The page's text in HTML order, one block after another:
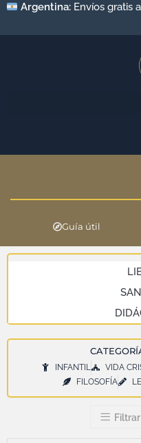
Argentina: Envíos gratis
Guía útil
INFANTIL VIDA
FILOSOFÍA
Filtrar